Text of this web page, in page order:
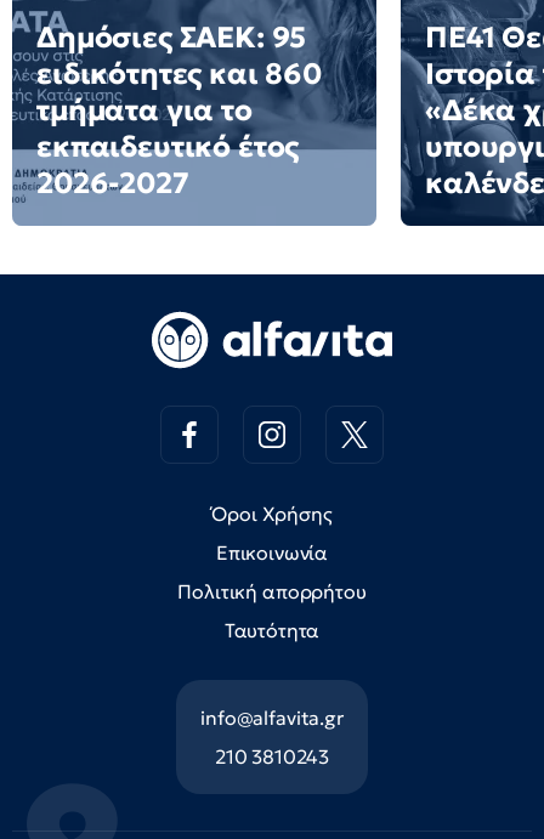
Δημόσιες ΣΑΕΚ: 95
ειδικότητες και 860
τμήματα για το
εκπαιδευτικό έτος
2026-2027
ΠΕ41
«Δέκα
Όροι Χρήσης
Επικοινωνία
Πολιτική απορρήτου
Ταυτότητα
info@alfavita.gr
210 3810243